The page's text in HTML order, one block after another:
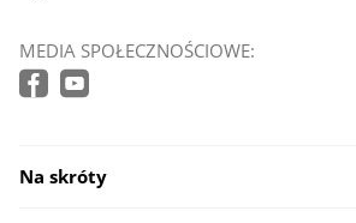
MEDIA SPOŁECZNOŚCIOWE:
Na skróty